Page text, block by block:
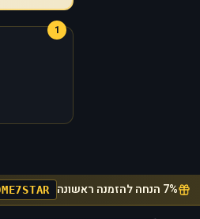
1
7% הנחה להזמנה ראשונה